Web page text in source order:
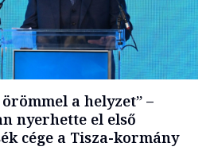
a helyzet” –
nyerhette el első
cége a Tisza-kormány